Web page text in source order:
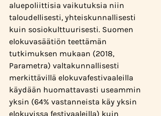
aluepoliittisia vaikutuksia niin
taloudellisesti, yhteiskunnallisesti
kuin sosiokulttuurisesti. Suomen
elokuvasäätiön teettämän
tutkimuksen mukaan (2018,
Parametra) valtakunnallisesti
merkittävillä elokuvafestivaaleilla
käydään huomattavasti useammin
yksin (64% vastanneista käy yksin
elokuvissa festivaaleilla) kuin